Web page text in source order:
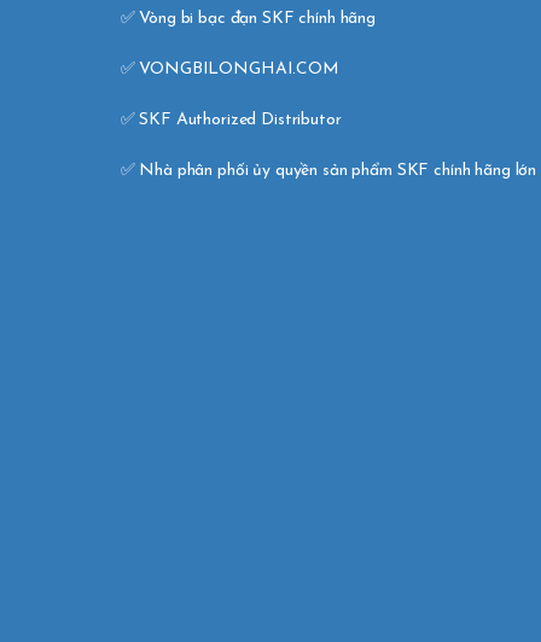
✅ Vòng bi bạc đạn SKF chính hãng
✅ VONGBILONGHAI.COM
✅ SKF Authorized Distributor
✅ Nhà phân phối ủy quyền sản phẩm SKF chính hãng